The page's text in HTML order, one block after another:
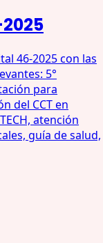
46-2025 con las
5°
para
del CCT en
atención
guía de salud,